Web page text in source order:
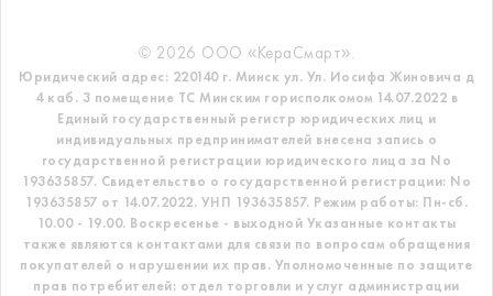
© 2026 ООО «КераСмарт».
Юридический адрес: 220140 г. Минск ул. Ул. Иосифа Жиновича д
4 каб. 3 помещение ТС Минским горисполкомом 14.07.2022 в
Единый государственный регистр юридических лиц и
индивидуальных предпринимателей внесена запись о
государственной регистрации юридического лица за No
193635857. Свидетельство о государственной регистрации: No
193635857 от 14.07.2022. УНП 193635857. Режим работы: Пн-сб.
10.00 - 19.00. Воскресенье - выходной Указанные контакты
также являются контактами для связи по вопросам обращения
покупателей о нарушении их прав. Уполномоченные по защите
прав потребителей: отдел торговли и услуг администрации